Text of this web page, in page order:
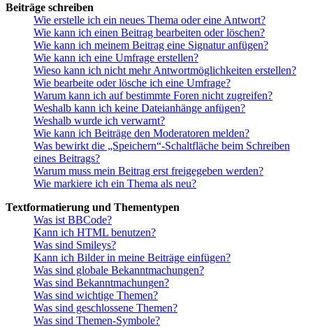
Beiträge schreiben
Wie erstelle ich ein neues Thema oder eine Antwort?
Wie kann ich einen Beitrag bearbeiten oder löschen?
Wie kann ich meinem Beitrag eine Signatur anfügen?
Wie kann ich eine Umfrage erstellen?
Wieso kann ich nicht mehr Antwortmöglichkeiten erstellen?
Wie bearbeite oder lösche ich eine Umfrage?
Warum kann ich auf bestimmte Foren nicht zugreifen?
Weshalb kann ich keine Dateianhänge anfügen?
Weshalb wurde ich verwarnt?
Wie kann ich Beiträge den Moderatoren melden?
Was bewirkt die „Speichern“-Schaltfläche beim Schreiben
eines Beitrags?
Warum muss mein Beitrag erst freigegeben werden?
Wie markiere ich ein Thema als neu?
Textformatierung und Thementypen
Was ist BBCode?
Kann ich HTML benutzen?
Was sind Smileys?
Kann ich Bilder in meine Beiträge einfügen?
Was sind globale Bekanntmachungen?
Was sind Bekanntmachungen?
Was sind wichtige Themen?
Was sind geschlossene Themen?
Was sind Themen-Symbole?